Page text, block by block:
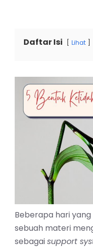
Daftar Isi Lihat
Beberapa hari
sebuah materi
sebagaisupport